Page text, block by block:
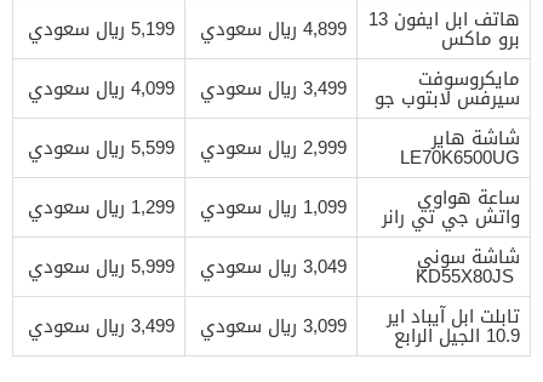
هاتف ابل‎‎ ايفون 13
برو ماكس‎‎ 4,899 ريال سعودي
5,199 ريال سعودي
3,499 ريال سعودي
4,099 ريال سعودي
‎LE70‎K6500‎UG 2,999 ريال سعودي
5,599 ريال سعودي
1,099 ريال سعودي
1,299 ريال سعودي
‎KD55‎X80‎JS ‎ 3,049 ريال سعودي
5,999 ريال سعودي
تابلت ‎‎ابل‎‎ ‎‎آيباد اير
10.9 الجيل الرابع‎‎ 3,099 ريال سعودي 3,499 ريال سعودي